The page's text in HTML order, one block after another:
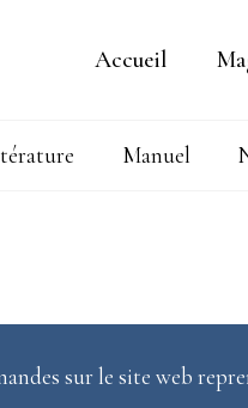
Accueil
Manuel
sur le site web